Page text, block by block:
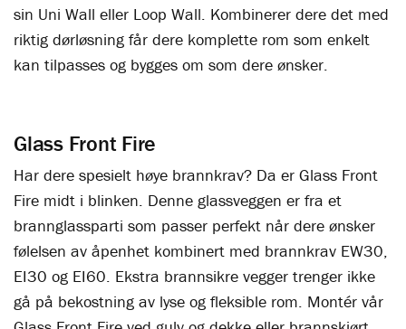
sin Uni Wall eller Loop Wall. Kombinerer dere det med
riktig dørløsning får dere komplette rom som enkelt
kan tilpasses og bygges om som dere ønsker.
Glass Front Fire
Har dere spesielt høye brannkrav? Da er Glass Front
Fire midt i blinken. Denne glassveggen er fra et
brannglassparti som passer perfekt når dere ønsker
følelsen av åpenhet kombinert med brannkrav EW30,
EI30 og EI60. Ekstra brannsikre vegger trenger ikke
gå på bekostning av lyse og fleksible rom. Montér vår